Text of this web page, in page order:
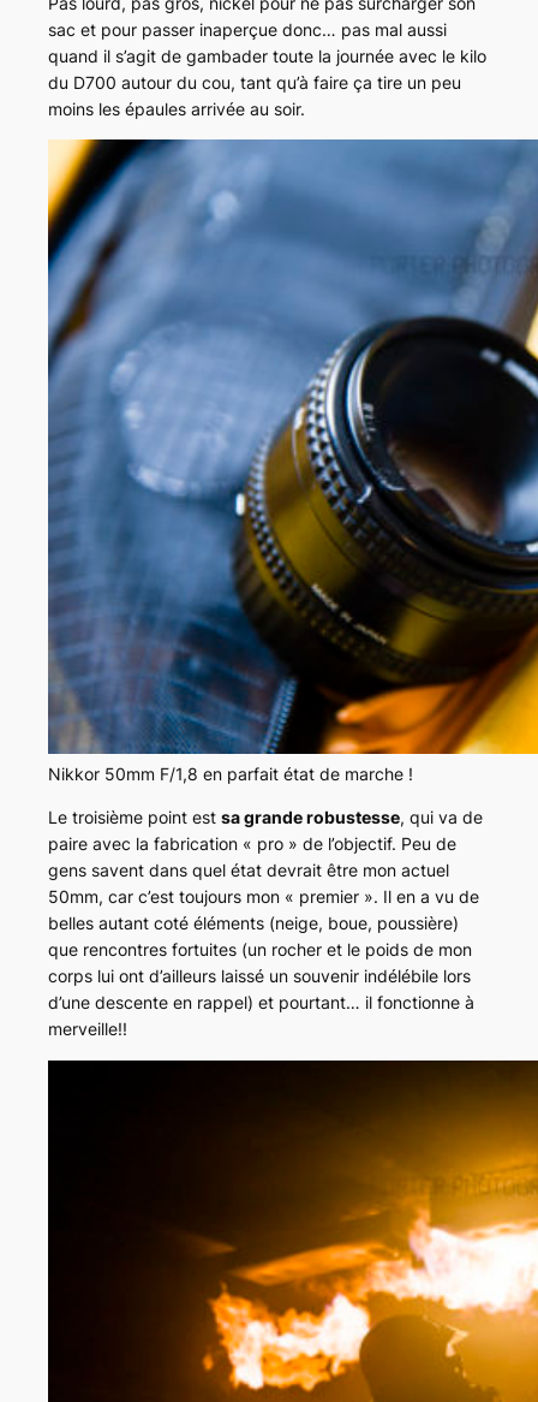
sac et pour passer inaperçue donc… pas mal aussi
quand il s’agit de gambader toute la journée avec le kilo
du D700 autour du cou, tant qu’à faire ça tire un peu
moins les épaules arrivée au soir.
Nikkor 50mm F/1,8 en parfait état de marche !
Le troisième point est sa grande robustesse, qui va de
paire avec la fabrication « pro » de l’objectif. Peu de
gens savent dans quel état devrait être mon actuel
50mm, car c’est toujours mon « premier ». Il en a vu de
belles autant coté éléments (neige, boue, poussière)
que rencontres fortuites (un rocher et le poids de mon
corps lui ont d’ailleurs laissé un souvenir indélébile lors
d’une descente en rappel) et pourtant… il fonctionne à
merveille!!